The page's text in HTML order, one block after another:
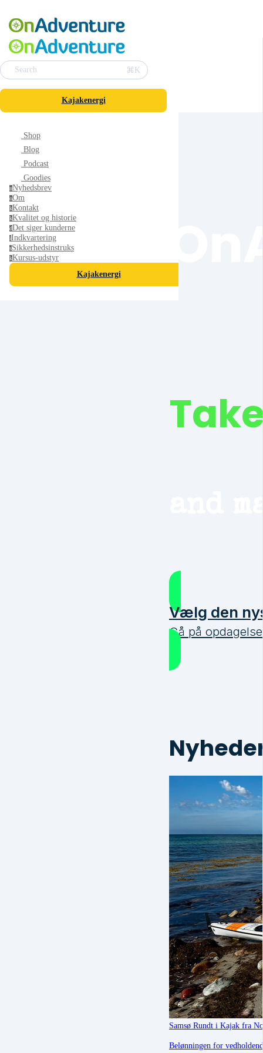
Search ⌘K
Kajakenergi
Shop
Blog
Podcast
Goodies
nNyhedsbrev
oOm
kKontakt
kKvalitet og historie
dDet siger kunderne
iIndkvartering
sSikkerhedsinstruks
kKursus-udstyr
Kajakenergi
Vælg den
Gå på
Samsø Rundt i Kajak fra
Belønningen for